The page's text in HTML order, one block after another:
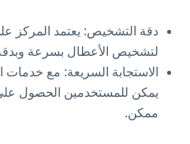
دقة التشخيص: يعتمد المركز
لتشخيص الأعطال بسرعة
الاستجابة السريعة: مع خدمات
يمكن للمستخدمين الحصول
ممكن.